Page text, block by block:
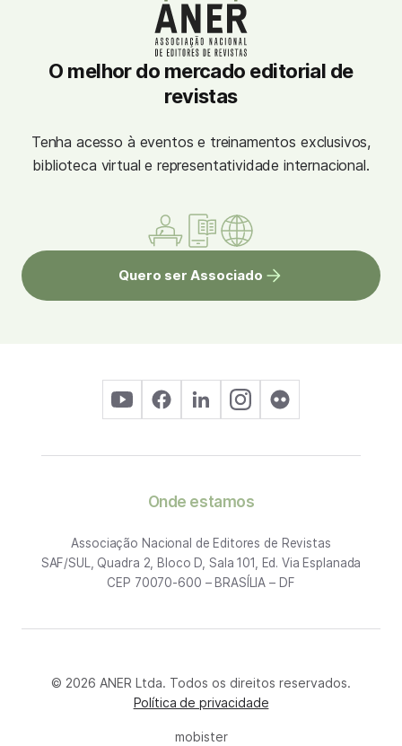
O melhor do mercado editorial de
revistas
Tenha acesso à eventos e treinamentos exclusivos,
biblioteca virtual e representatividade internacional.
Quero ser Associado
Onde estamos
Associação Nacional de Editores de Revistas
SAF/SUL, Quadra 2, Bloco D, Sala 101, Ed. Via Esplanada
CEP 70070-600 – BRASÍLIA – DF
© 2026 ANER Ltda. Todos os direitos reservados.
Política de privacidade
mobister